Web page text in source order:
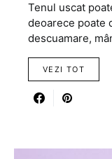
Tenul uscat
deoarece poate
descuamare,
VEZI TOT